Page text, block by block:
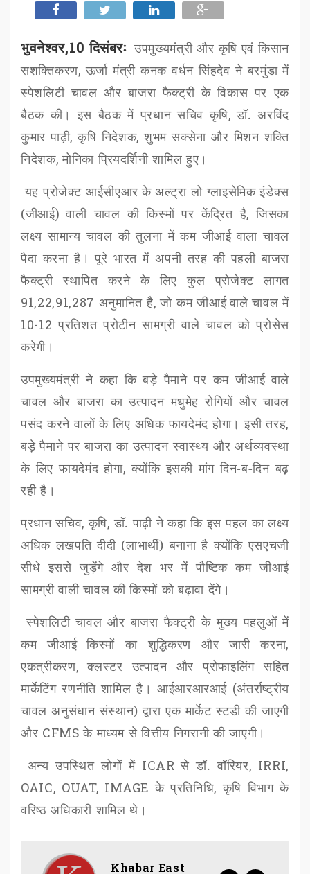
भुवनेश्वर,10 दिसंबरः उपमुख्यमंत्री और कृषि एवं किसान
सशक्तिकरण,ऊर्जा मंत्री कनक वर्धन सिंहदेव ने बरमुंडा में
स्पेशलिटी चावल और बाजरा फैक्ट्री के विकास पर एक
बैठक की। इस बैठक में प्रधान सचिव कृषि,डॉ. अरविंद
कुमार पाढ़ी,कृषि निदेशक,शुभम सक्सेना और मिशन शक्ति
निदेशक,मोनिका प्रियदर्शिनी शामिल हुए।
यह प्रोजेक्ट आईसीएआर के अल्ट्रा-लो ग्लाइसेमिक इंडेक्स
(जीआई)वाली चावल की किस्मों पर केंद्रित है,जिसका
लक्ष्य सामान्य चावल की तुलना में कम जीआई वाला चावल
पैदा करना है। पूरे भारत में अपनी तरह की पहली बाजरा
फैक्ट्री स्थापित करने के लिए कुल प्रोजेक्ट लागत
91,22,91,287 अनुमानित है,जो कम जीआई वाले चावल में
10-12 प्रतिशत प्रोटीन सामग्री वाले चावल को प्रोसेस
करेगी।
उपमुख्यमंत्री ने कहा कि बड़े पैमाने पर कम जीआई वाले
चावल और बाजरा का उत्पादन मधुमेह रोगियों और चावल
पसंद करने वालों के लिए अधिक फायदेमंद होगा। इसी तरह,
बड़े पैमाने पर बाजरा का उत्पादन स्वास्थ्य और अर्थव्यवस्था
के लिए फायदेमंद होगा,क्योंकि इसकी मांग दिन-ब-दिन बढ़
रही है।
प्रधान सचिव,कृषि,डॉ. पाढ़ी ने कहा कि इस पहल का लक्ष्य
अधिक लखपति दीदी (लाभार्थी) बनाना है क्योंकि एसएचजी
सीधे इससे जुड़ेंगे और देश भर में पौष्टिक कम जीआई
सामग्री वाली चावल की किस्मों को बढ़ावा देंगे।
स्पेशलिटी चावल और बाजरा फैक्ट्री के मुख्य पहलुओं में
कम जीआई किस्मों का शुद्धिकरण और जारी करना,
एकत्रीकरण,क्लस्टर उत्पादन और प्रोफाइलिंग सहित
मार्केटिंग रणनीति शामिल है। आईआरआरआई (अंतर्राष्ट्रीय
चावल अनुसंधान संस्थान) द्वारा एक मार्केट स्टडी की जाएगी
और CFMSके माध्यम से वित्तीय निगरानी की जाएगी।
अन्य उपस्थित लोगों में ICARसे डॉ. वॉरियर, IRRI,
OAIC, OUAT, IMAGEके प्रतिनिधि,कृषि विभाग के
वरिष्ठ अधिकारी शामिल थे।
Khabar East